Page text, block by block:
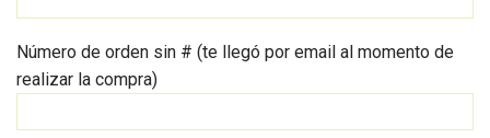
Número de orden sin # (te llegó por email al momento de
realizar la compra)